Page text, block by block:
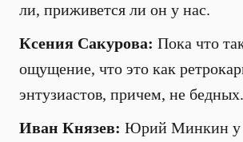
ли, приживется ли он у нас.
Ксения Сакурова: Пока что
ощущение, что это как
энтузиастов, причем, не бедных.
Иван Князев: Юрий Минкин у